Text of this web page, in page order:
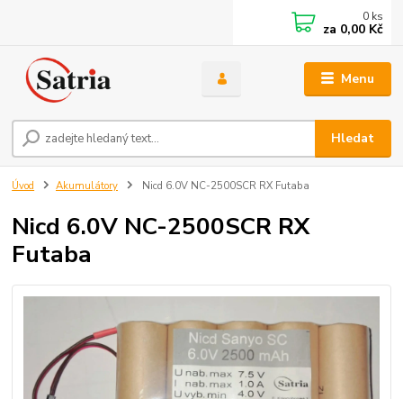
Menu
Hledat
0 ks
za 0,00 Kč
Úvod Akumulátory Nicd 6.0V NC-2500SCR RX Futaba
Nicd 6.0V NC-2500SCR RX
Futaba